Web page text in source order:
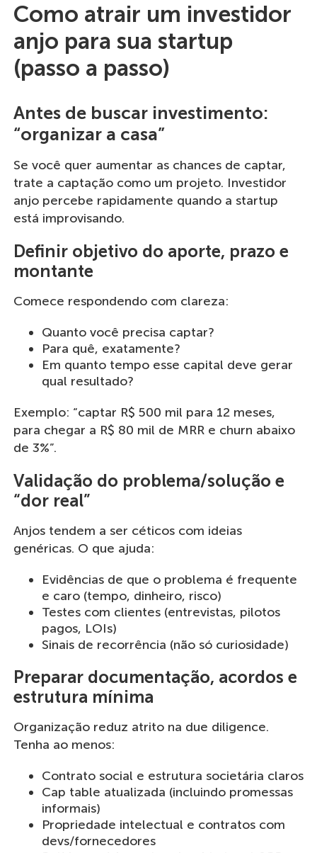
Como atrair um investidor
anjo para sua startup
(passo a passo)
Antes de buscar investimento:
“organizar a casa”
Se você quer aumentar as chances de captar,
trate a captação como um projeto. Investidor
anjo percebe rapidamente quando a startup
está improvisando.
Definir objetivo do aporte, prazo e
montante
Comece respondendo com clareza:
Quanto você precisa captar?
Para quê, exatamente?
Em quanto tempo esse capital deve gerar
qual resultado?
Exemplo: “captar R$ 500 mil para 12 meses,
para chegar a R$ 80 mil de MRR e churn abaixo
de 3%”.
Validação do problema/solução e
“dor real”
Anjos tendem a ser céticos com ideias
genéricas. O que ajuda:
Evidências de que o problema é frequente
e caro (tempo, dinheiro, risco)
Testes com clientes (entrevistas, pilotos
pagos, LOIs)
Sinais de recorrência (não só curiosidade)
Preparar documentação, acordos e
estrutura mínima
Organização reduz atrito na due diligence.
Tenha ao menos:
Contrato social e estrutura societária claros
Cap table atualizada (incluindo promessas
informais)
Propriedade intelectual e contratos com
devs/fornecedores